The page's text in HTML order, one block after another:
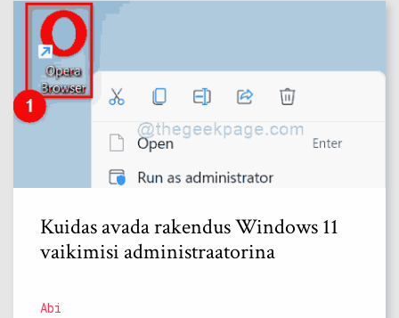
Kuidas avada rakendus Windows 11
vaikimisi administraatorina
Abi